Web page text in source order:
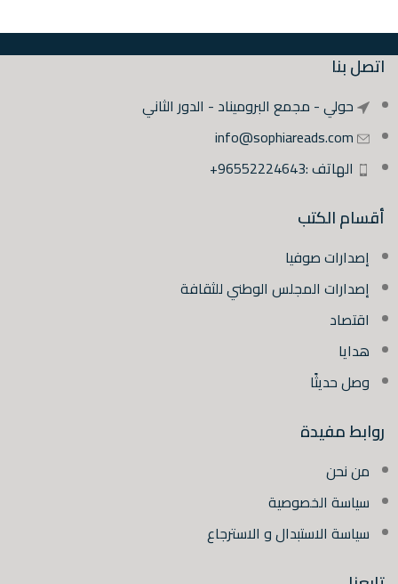
اتصل بنا
حولي - مجمع البروميناد - الدور الثاني
info@sophiareads.com
الهاتف :96552224643+
أقسام الكتب
إصدارات صوفيا
إصدارات المجلس الوطني للثقافة
اقتصاد
هدايا
وصل حديثًا
روابط مفيدة
من نحن
سياسة الخصوصية
سياسة الاستبدال و الاسترجاع